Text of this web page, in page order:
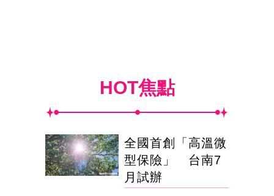
HOT焦點
全國首創「高溫微
型保險」 台南7
月試辦